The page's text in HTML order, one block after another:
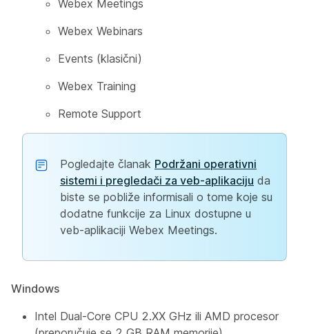
Webex Meetings
Webex Webinars
Events (klasični)
Webex Training
Remote Support
Pogledajte članak Podržani operativni
sistemi i pregledači za veb-aplikaciju da
biste se pobliže informisali o tome koje su
dodatne funkcije za Linux dostupne u
veb-aplikaciji Webex Meetings.
Windows
Intel Dual-Core CPU 2.XX GHz ili AMD procesor